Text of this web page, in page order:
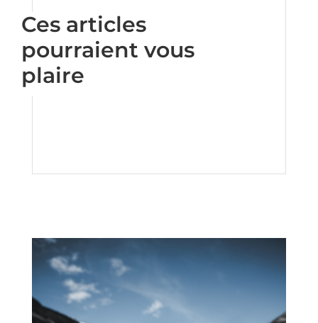
Ces articles
pourraient vous
plaire